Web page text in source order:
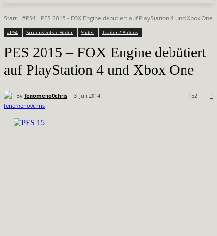
Start #PS4 PES 2015 - FOX Engine debütiert auf PlayStation 4 und Xbox One
#PS4 Screenshots / Bilder Slider Trailer / Videos
PES 2015 – FOX Engine debütiert
auf PlayStation 4 und Xbox One
By fenomeno0chris 3. Juli 2014 1
152